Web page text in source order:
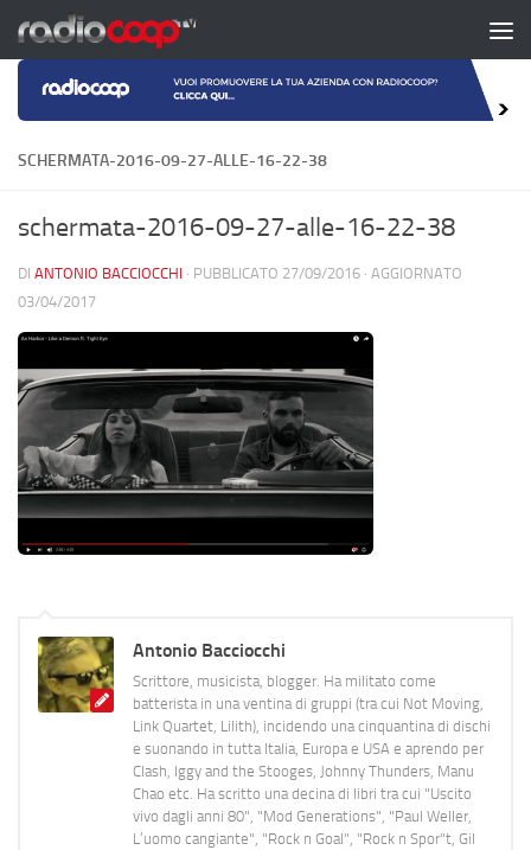
Salta al contenuto
SCHERMATA-2016-09-27-ALLE-16-22-38
schermata-2016-09-27-alle-16-22-38
DI ANTONIO BACCIOCCHI · PUBBLICATO 27/09/2016 · AGGIORNATO
03/04/2017
Antonio Bacciocchi
Scrittore, musicista, blogger. Ha militato come
batterista in una ventina di gruppi (tra cui Not Moving,
Link Quartet, Lilith), incidendo una cinquantina di dischi
e suonando in tutta Italia, Europa e USA e aprendo per
Clash, Iggy and the Stooges, Johnny Thunders, Manu
Chao etc. Ha scritto una decina di libri tra cui "Uscito
vivo dagli anni 80", "Mod Generations", "Paul Weller,
L’uomo cangiante", "Rock n Goal", "Rock n Spor"t, Gil